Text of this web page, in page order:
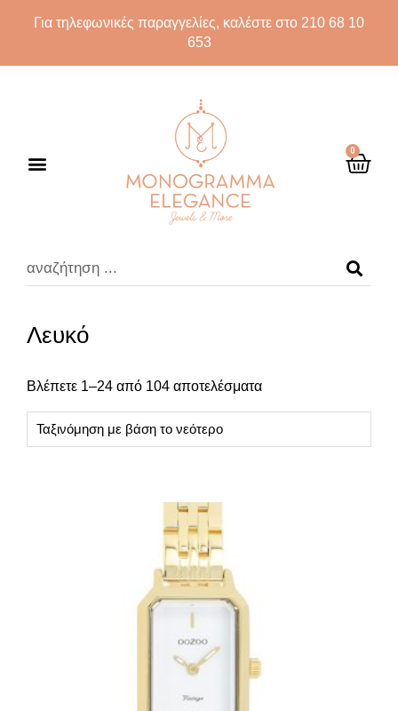
Για τηλεφωνικές παραγγελίες, καλέστε στο 210 68 10
653
0
Λευκό
Βλέπετε 1–24 από 104 αποτελέσματα